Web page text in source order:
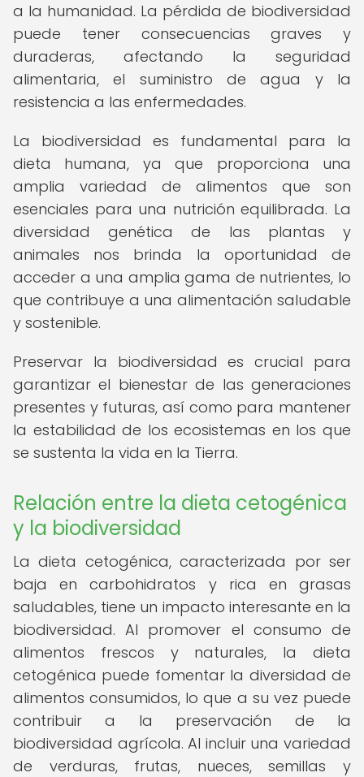
a la humanidad. La pérdida de biodiversidad
puede tener consecuencias graves y
duraderas, afectando la seguridad
alimentaria, el suministro de agua y la
resistencia a las enfermedades.
La biodiversidad es fundamental para la
dieta humana, ya que proporciona una
amplia variedad de alimentos que son
esenciales para una nutrición equilibrada. La
diversidad genética de las plantas y
animales nos brinda la oportunidad de
acceder a una amplia gama de nutrientes, lo
que contribuye a una alimentación saludable
y sostenible.
Preservar la biodiversidad es crucial para
garantizar el bienestar de las generaciones
presentes y futuras, así como para mantener
la estabilidad de los ecosistemas en los que
se sustenta la vida en la Tierra.
Relación entre la dieta cetogénica
y la biodiversidad
La dieta cetogénica, caracterizada por ser
baja en carbohidratos y rica en grasas
saludables, tiene un impacto interesante en la
biodiversidad. Al promover el consumo de
alimentos frescos y naturales, la dieta
cetogénica puede fomentar la diversidad de
alimentos consumidos, lo que a su vez puede
contribuir a la preservación de la
biodiversidad agrícola. Al incluir una variedad
de verduras, frutas, nueces, semillas y